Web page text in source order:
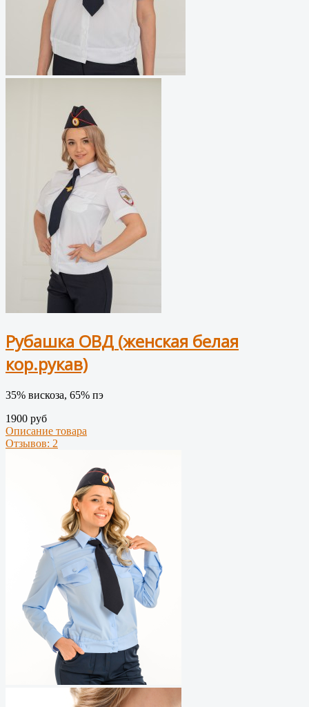
Рубашка ОВД (женская белая
кор.рукав)
35% вискоза, 65% пэ
1900 руб
Описание товара
Отзывов: 2